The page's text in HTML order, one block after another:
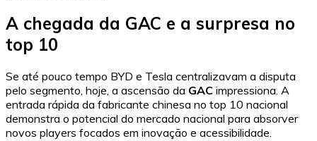
A chegada da GAC e a surpresa no
top 10
Se até pouco tempo BYD e Tesla centralizavam a disputa
pelo segmento, hoje, a ascensão da GAC impressiona. A
entrada rápida da fabricante chinesa no top 10 nacional
demonstra o potencial do mercado nacional para absorver
novos players focados em inovação e acessibilidade.